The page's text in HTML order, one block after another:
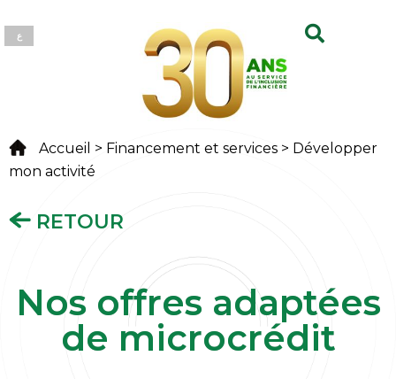
ع
Accueil > Financement et services > Développer
mon activité
RETOUR
Nos offres adaptées
de microcrédit